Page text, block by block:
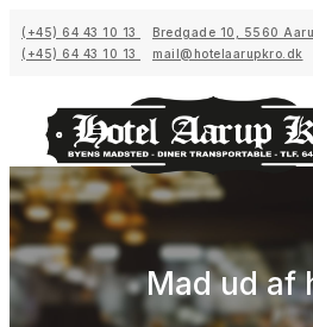
Hop(+45) 64 43 10 13 Bredgade 10, 5560
(+45) 64 43 10 13
mail@hotelaarupkro.dk
Mad ud af